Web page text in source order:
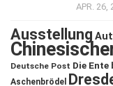
APR. 26,
Ausstellung
Deutsche Post Die
Aschenbrödel